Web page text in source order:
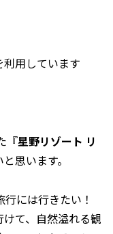
用しています
『星野リゾート リ
思います。
には行きたい！
て、自然溢れる観